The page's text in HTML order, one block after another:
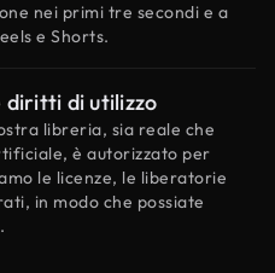
nei primi tre secondi e a
e Shorts.
diritti di utilizzo
libreria, sia reale che
è autorizzato per
le licenze, le liberatorie
in modo che possiate